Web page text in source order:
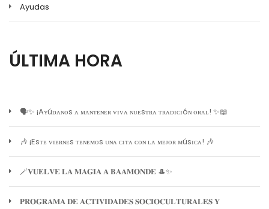
Ayudas
ÚLTIMA HORA
🗣️✨ ¡Aʏúᴅᴀɴᴏs ᴀ ᴍᴀɴᴛᴇɴᴇʀ ᴠɪᴠᴀ ɴᴜᴇsᴛʀᴀ ᴛʀᴀᴅɪᴄɪóɴ ᴏʀᴀʟ! ✨📖
🎶 ¡Esᴛᴇ ᴠɪᴇʀɴᴇs ᴛᴇɴᴇᴍᴏs ᴜɴᴀ ᴄɪᴛᴀ ᴄᴏɴ ʟᴀ ᴍᴇᴊᴏʀ ᴍúsɪᴄᴀ! 🎶
🪄𝐕𝐔𝐄𝐋𝐕𝐄 𝐋𝐀 𝐌𝐀𝐆𝐈𝐀 𝐀 𝐁𝐀𝐀𝐌𝐎𝐍𝐃𝐄 🎩✨
𝐏𝐑𝐎𝐆𝐑𝐀𝐌𝐀 𝐃𝐄 𝐀𝐂𝐓𝐈𝐕𝐈𝐃𝐀𝐃𝐄𝐒 𝐒𝐎𝐂𝐈𝐎𝐂𝐔𝐋𝐓𝐔𝐑𝐀𝐋𝐄𝐒 𝐘